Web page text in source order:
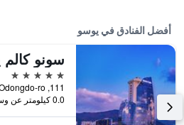
أفضل الفنادق في يوسو
5 نجوم
0.0 كيلومتر عن وسط المدينة